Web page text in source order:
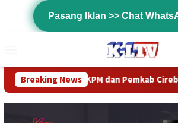
Pasang Iklan >> Chat
Mobile
Breaking News
Cirebon Dorong Pertumbuhan